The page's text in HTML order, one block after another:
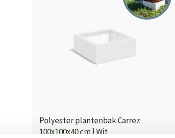
Polyester plantenbak Carrez
100x100x40 cm | Wit